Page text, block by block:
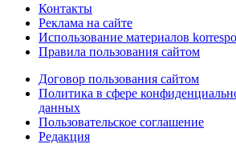
Контакты
Реклама на сайте
Использование материалов
Правила пользования сайтом
Договор пользования сайтом
Политика в сфере
данных
Пользовательское соглашение
Редакция